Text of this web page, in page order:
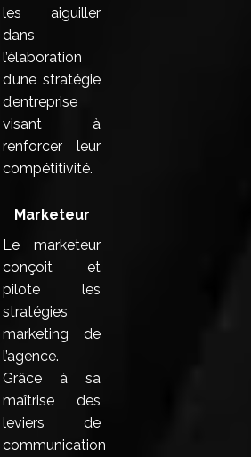
les aiguiller
dans
l’élaboration
d’une stratégie
d’entreprise
visant à
renforcer leur
compétitivité.
Marketeur
Le marketeur
conçoit et
pilote les
stratégies
marketing de
l’agence.
Grâce à sa
maîtrise des
leviers de
communication